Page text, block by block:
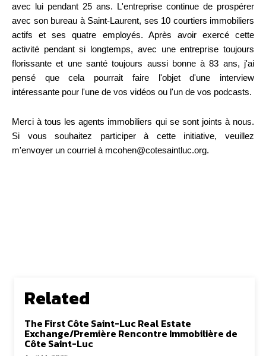
avec lui pendant 25 ans. L'entreprise continue de prospérer
avec son bureau à Saint-Laurent, ses 10 courtiers immobiliers
actifs et ses quatre employés. Après avoir exercé cette
activité pendant si longtemps, avec une entreprise toujours
florissante et une santé toujours aussi bonne à 83 ans, j'ai
pensé que cela pourrait faire l'objet d'une interview
intéressante pour l'une de vos vidéos ou l'un de vos podcasts.
Merci à tous les agents immobiliers qui se sont joints à nous.
Si vous souhaitez participer à cette initiative, veuillez
m'envoyer un courriel à mcohen@cotesaintluc.org.
Related
The First Côte Saint-Luc Real Estate
Exchange/Première Rencontre Immobilière de
Côte Saint-Luc